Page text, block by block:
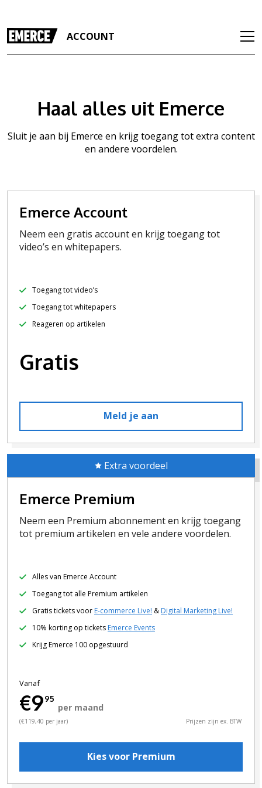
ACCOUNT
Haal alles uit Emerce
Sluit je aan bij Emerce en krijg toegang tot extra content
en andere voordelen.
Emerce Account
Neem een gratis account en krijg toegang tot
video’s en whitepapers.
Toegang tot video’s
Toegang tot whitepapers
Reageren op artikelen
Gratis
Meld je aan
Extra voordeel
Emerce Premium
Neem een Premium abonnement en krijg toegang
tot premium artikelen en vele andere voordelen.
Alles van Emerce Account
Toegang tot alle Premium artikelen
Gratis tickets voor E-commerce Live! & Digital Marketing Live!
10% korting op tickets Emerce Events
Krijg Emerce 100 opgestuurd
Vanaf
€995
per maand
(€119,40 per jaar) Prijzen zijn ex. BTW
Kies voor Premium